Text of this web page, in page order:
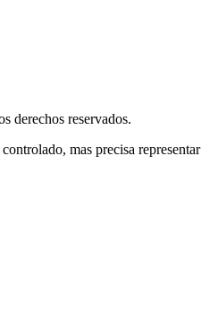
derechos reservados.
mas precisa representar